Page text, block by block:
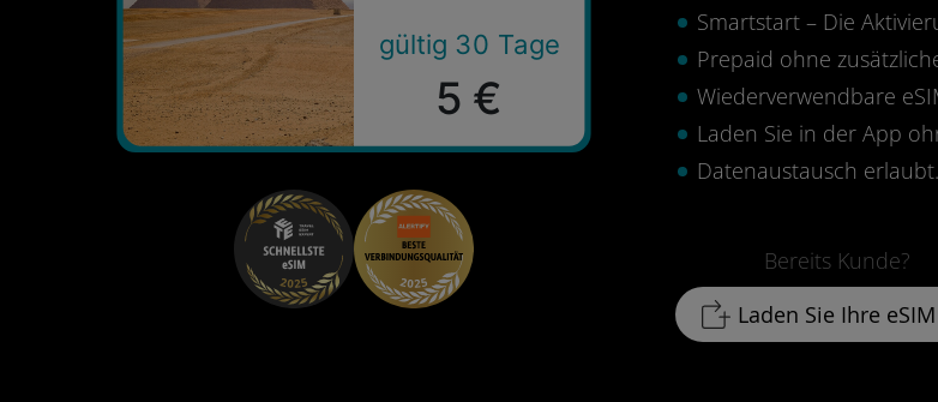
gültig 30 Tage
5 €
Smartstart – Die
Prepaid ohne
Wiederverwendbare
Laden Sie in der App
Datenaustausch erlaubt.
Bereits Kunde?
Laden Sie Ihre